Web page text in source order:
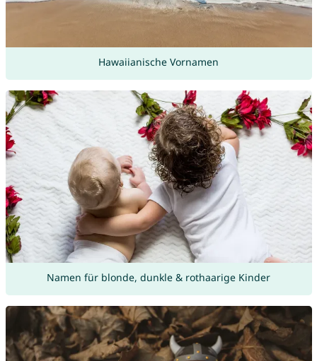
Hawaiianische Vornamen
Namen für blonde, dunkle & rothaarige Kinder